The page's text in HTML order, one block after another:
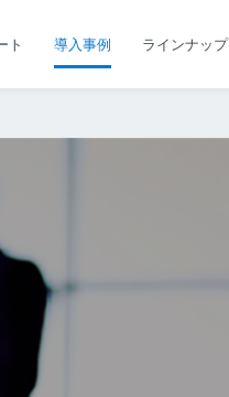
ト 導入事例 ラインナップ